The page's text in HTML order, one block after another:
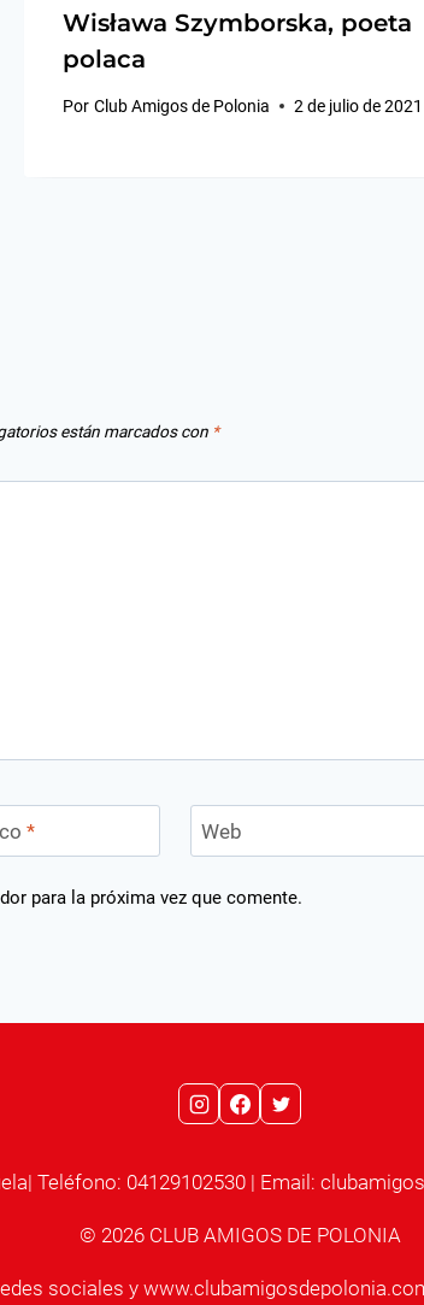
Wisława Szymborska, poeta
polaca
Por Club Amigos de Polonia 2 de julio de 2021
están marcados con *
* Web
para la próxima vez que comente.
Teléfono: 04129102530 | Email:
© 2026 CLUB AMIGOS DE POLONIA
sociales y